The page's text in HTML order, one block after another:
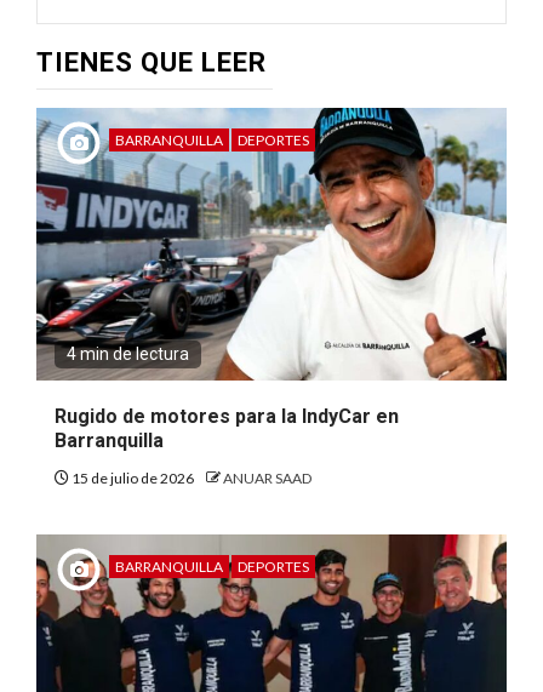
TIENES QUE LEER
BARRANQUILLA DEPORTES
4 min de lectura
Rugido de motores para la IndyCar en
Barranquilla
15 de julio de 2026 ANUAR SAAD
BARRANQUILLA DEPORTES